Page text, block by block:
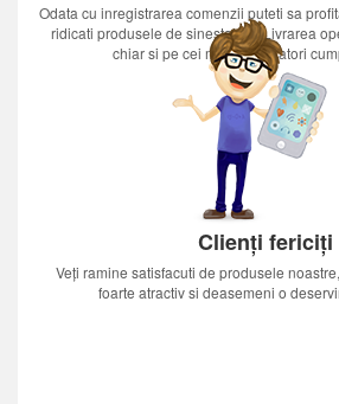
Odata cu inregistrarea comenzii puteti sa
ridicati produsele de sinestatator.Livrarea
chiar si pe cei mai nerabdatori
Clienți fericiți
Veți ramine satisfacuti de produsele
foarte atractiv si deasemeni o